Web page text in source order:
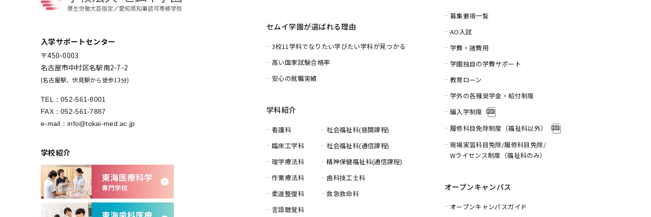
入学サポートセンター
〒450-0003
名古屋市中村区名駅南2-7-2
(名古屋駅、伏見駅から徒歩13分)
TEL：052-561-8001
FAX：052-561-7887
e-mail： info@tokai-med.ac.jp
学校紹介
セムイ学園が選ばれる理由
3校11学科でなりたい学びたい学科が見つかる
高い国家試験合格率
安心の就職実績
学科紹介
看護科
臨床工学科
理学療法科
作業療法科
柔道整復科
言語聴覚科
社会福祉科(昼間課程)
社会福祉科(通信課程)
精神保健福祉科(通信課程)
歯科技工士科
救急救命科
募集要項一覧
AO入試
学費・諸費用
学園独自の学費サポート
教育ローン
学外の各種奨学金・給付制度
編入学制度
履修科目免除制度（福祉科以外）
現場実習科目免除/履修科目免除/
Wライセンス制度（福祉科のみ）
オープンキャンパス
オープンキャンパスガイド